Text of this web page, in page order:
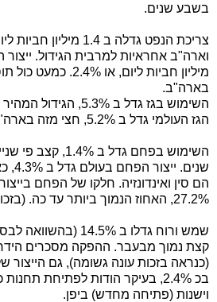
בשבע שנים.
מיליון חביות ליום, או
בארה"ב.
הגז העולמי גדל ב 5.2%, חצי מזה בארה"ב.
הם סין ואינדונזיה. חלקו של הפחם
27.2%, האחוז הנמוך ביותר עד כה. (בזכות המעבר לגז).
שמש ורוח גדלו ב
קצת נמוך מבעבר. ההפקה מסכרים
(כנראה בזכות עונה גשומה), גם הייצור
בכ 2.4%, בעיקר הודות לפתיחת
וישנות (פתיחה מחדש) ביפן.